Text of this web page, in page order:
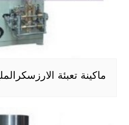
ماكينة تعبئة